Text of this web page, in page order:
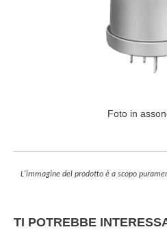
Foto in
L'immagine del prodotto è a scopo
TI POTREBBE